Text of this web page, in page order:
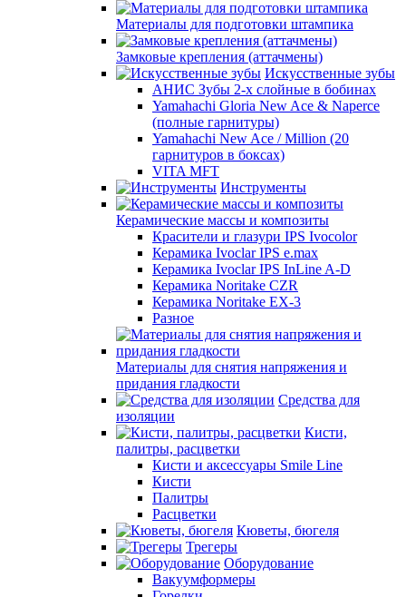
Материалы для подготовки штампика
Замковые крепления (аттачмены)
Искусственные зубы
АНИС Зубы 2-х слойные в бобинах
Yamahachi Gloria New Ace & Naperce
(полные гарнитуры)
Yamahachi New Ace / Million (20
гарнитуров в боксах)
VITA MFT
Инструменты
Керамические массы и композиты
Красители и глазури IPS Ivocolor
Керамика Ivoclar IPS e.max
Керамика Ivoclar IPS InLine A-D
Керамика Noritake CZR
Керамика Noritake EX-3
Разное
Материалы для снятия напряжения и
придания гладкости
Средства для
изоляции
Кисти,
палитры, расцветки
Кисти и аксессуары Smile Line
Кисти
Палитры
Расцветки
Кюветы, бюгеля
Трегеры
Оборудование
Вакуумформеры